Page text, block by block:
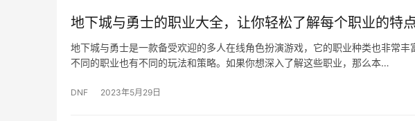
地下城与勇士的职业大全，让你轻松了解每个职业的特点
地下城与勇士是一款备受欢迎的多人在线角色扮演游戏，它的职业种类也非常丰
不同的职业也有不同的玩法和策略。如果你想深入了解这些职业，那么本…
DNF 2023年5月29日